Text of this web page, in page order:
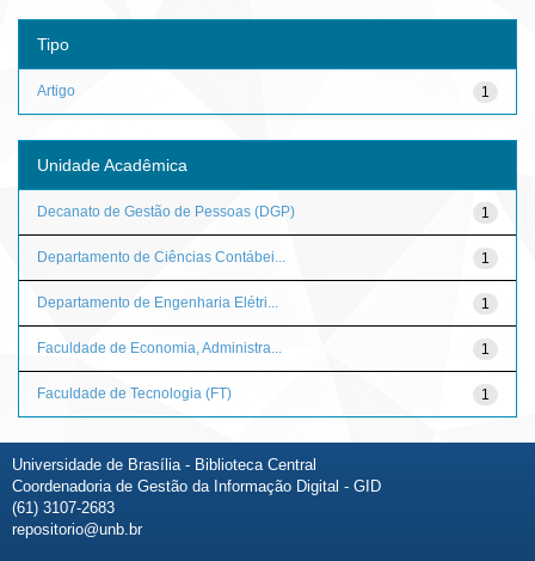
Tipo
1
Artigo
Unidade Acadêmica
1
Decanato de Gestão de Pessoas (DGP)
1
Departamento de Ciências Contábei...
1
Departamento de Engenharia Elétri...
1
Faculdade de Economia, Administra...
1
Faculdade de Tecnologia (FT)
Universidade de Brasília - Biblioteca Central
Coordenadoria de Gestão da Informação Digital - GID
(61) 3107-2683
repositorio@unb.br